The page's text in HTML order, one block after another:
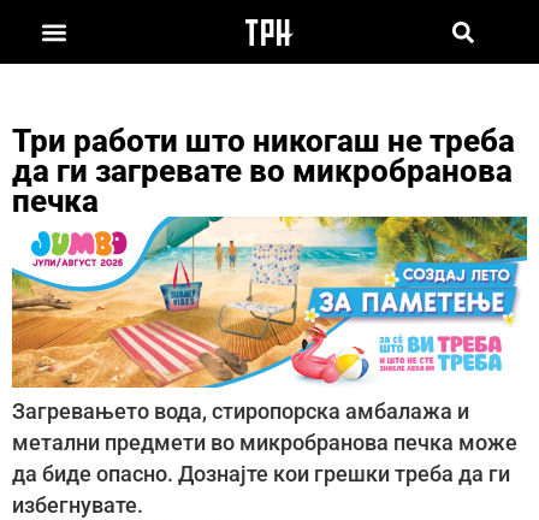
Три работи што никогаш не треба
да ги загревате во микробранова
печка
Загревањето вода, стиропорска амбалажа и
метални предмети во микробранова печка може
да биде опасно. Дознајте кои грешки треба да ги
избегнувате.